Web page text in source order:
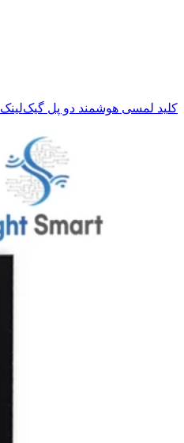
کلید لمسی هوشمند دو پل گیک‌لینک